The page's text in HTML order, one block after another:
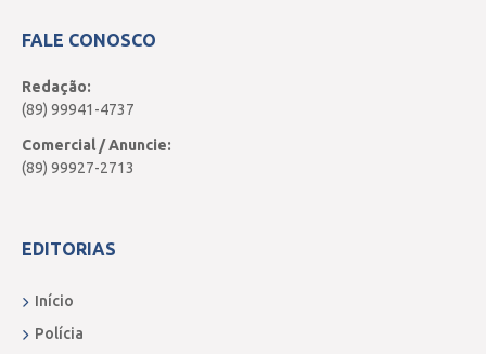
FALE CONOSCO
Redação:
(89) 99941-4737
Comercial / Anuncie:
(89) 99927-2713
EDITORIAS
Início
Polícia